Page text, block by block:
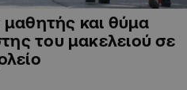
και θύμα
του μακελειού σε